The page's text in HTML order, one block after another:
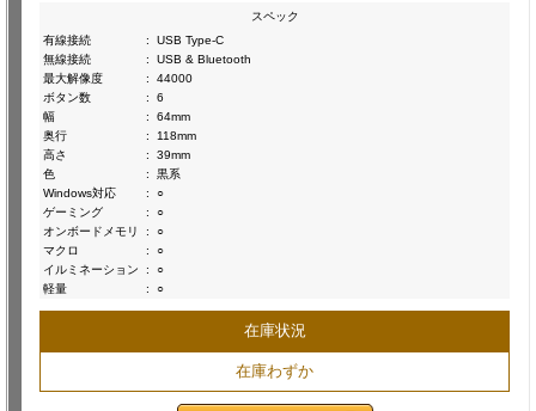
スペック
有線接続
:
USB Type-C
無線接続
:
USB & Bluetooth
最大解像度
:
44000
ボタン数
:
6
幅
:
64mm
奥行
:
118mm
高さ
:
39mm
色
:
黒系
Windows対応
:
○
ゲーミング
:
○
オンボードメモリ
:
○
マクロ
:
○
イルミネーション
:
○
軽量
: ○
在庫状況
在庫わずか